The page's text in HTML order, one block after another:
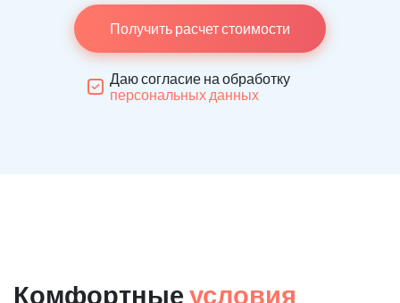
Получить расчет стоимости
Даю согласие на обработку
персональных данных
Комфортные условия